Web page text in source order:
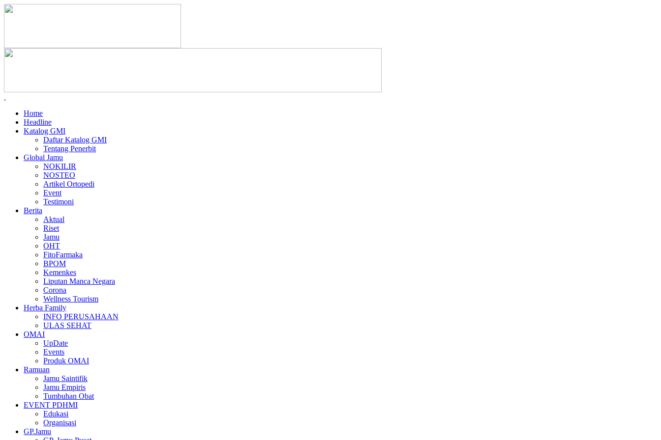
Home
Headline
Katalog GMI
Daftar Katalog GMI
Tentang Penerbit
Global Jamu
NOKILIR
NOSTEO
Artikel Ortopedi
Event
Testimoni
Berita
Aktual
Riset
Jamu
OHT
FitoFarmaka
BPOM
Kemenkes
Liputan Manca Negara
Corona
Wellness Tourism
Herba Family
INFO PERUSAHAAN
ULAS SEHAT
OMAI
UpDate
Events
Produk OMAI
Ramuan
Jamu Saintifik
Jamu Empiris
Tumbuhan Obat
EVENT PDHMI
Edukasi
Organisasi
GP.Jamu